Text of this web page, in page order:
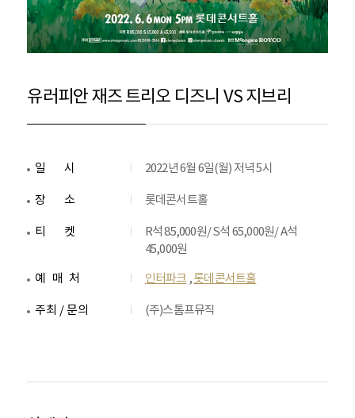
유러피안 재즈 트리오 디즈니 VS 지브리
일시 2022년 6월 6일(월) 저녁 5시
장소 롯데콘서트홀
티켓
R석 85,000원/ S석 65,000원/ A석
45,000원
예매처 인터파크 ,롯데콘서트홀
주최 / 문의 (주)스톰프뮤직